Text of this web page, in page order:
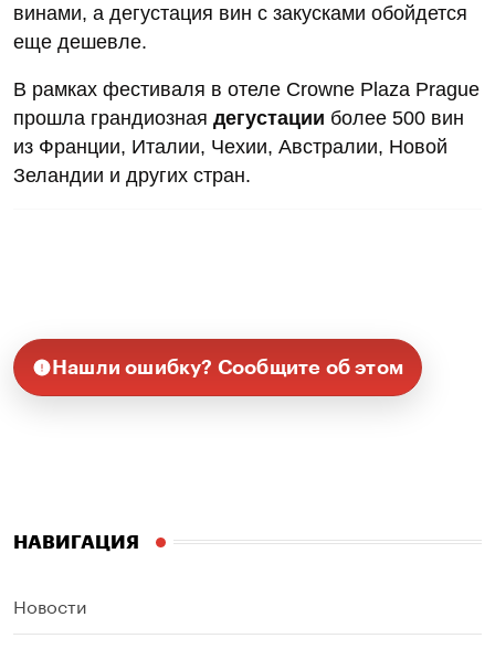
винами, а дегустация вин с закусками обойдется
еще дешевле.
В рамках фестиваля в отеле Crowne Plaza Prague
прошла грандиозная дегустации более 500 вин
из Франции, Италии, Чехии, Австралии, Новой
Зеландии и других стран.
Нашли ошибку? Сообщите об этом
НАВИГАЦИЯ
Новости